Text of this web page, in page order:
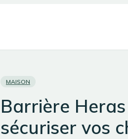
MAISON
Barrière
sécuriser vos